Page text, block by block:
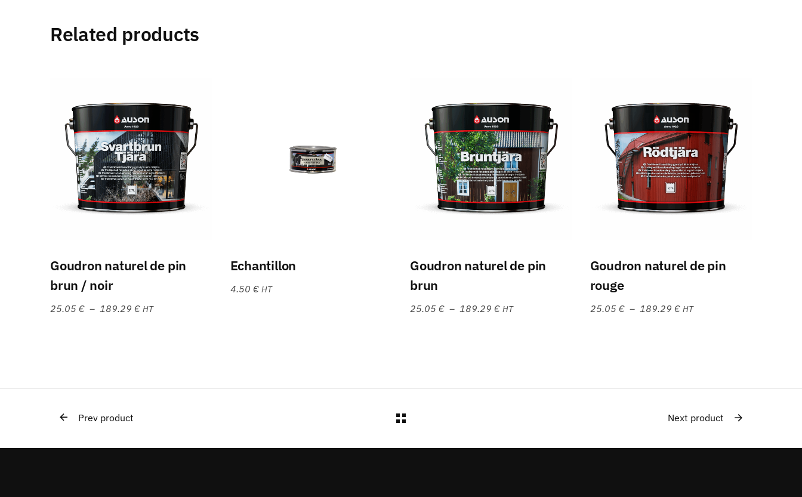
Related products
Choix des options
Goudron naturel de pin
brun / noir
25.05 € – 189.29 € HT
Choix des options
Echantillon
4.50 € HT
Choix des options
Goudron naturel de pin
brun
25.05 € – 189.29 € HT
Choix des options
Goudron naturel de pin
rouge
25.05 € – 189.29 € HT
Prev product Next product